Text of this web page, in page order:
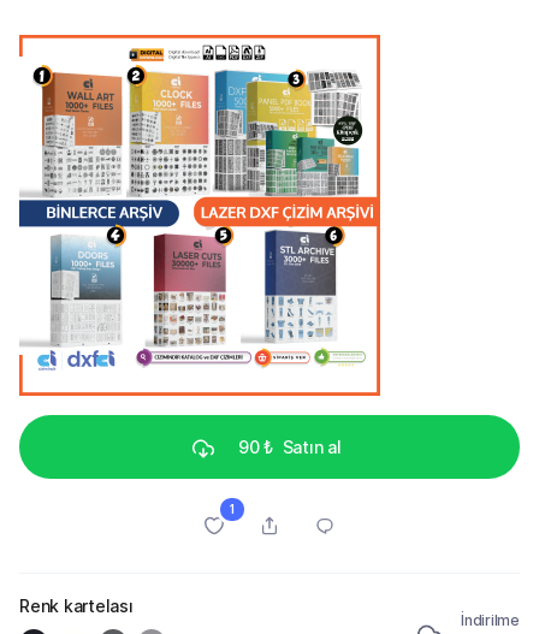
90 ₺ Satın al
1
Renk kartelası
İndirilme